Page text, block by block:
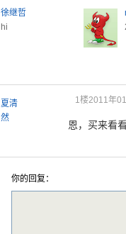
徐继哲
hi
夏清
然
1楼2011年
恩，买来看看
你的回复：